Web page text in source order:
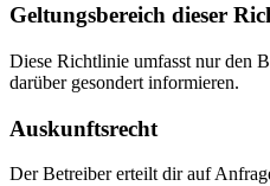
Geltungsbereich dieser
Diese Richtlinie umfasst nur den
darüber gesondert informieren.
Auskunftsrecht
Der Betreiber erteilt dir auf